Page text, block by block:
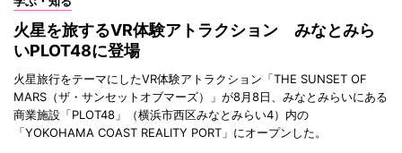
火星を旅するVR体験アトラクション みなとみら
いPLOT48に登場
火星旅行をテーマにしたVR体験アトラクション「THE SUNSET OF
MARS（ザ・サンセットオブマーズ）」が8月8日、みなとみらいにある
商業施設「PLOT48」（横浜市西区みなとみらい4）内の
「YOKOHAMA COAST REALITY PORT」にオープンした。